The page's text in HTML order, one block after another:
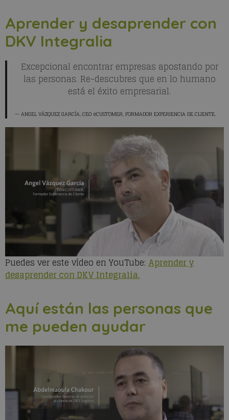
Aprender y desaprender con
DKV Integralia
Excepcional encontrar empresas apostando por
las personas. Re-descubres que en lo humano
está el éxito empresarial.
ANGEL VÁZQUEZ GARCÍA, CEO eCUSTOMER, FORMADOR EXPERIENCIA DE CLIENTE.
Puedes ver este vídeo en YouTube: Aprender y
desaprender con DKV Integralia.
Aquí están las personas que
me pueden ayudar